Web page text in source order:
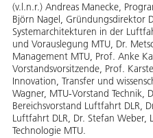
(v.l.n.r.) Andreas Manecke,
Björn Nagel, Gründungsdirektor
Systemarchitekturen in der
und Vorauslegung MTU, Dr.
Management MTU, Prof. Anke
Vorstandsvorsitzende, Prof.
Innovation, Transfer und
Wagner, MTU-Vorstand Technik,
Bereichsvorstand Luftfahrt DLR,
Luftfahrt DLR, Dr. Stefan Weber,
Technologie MTU.